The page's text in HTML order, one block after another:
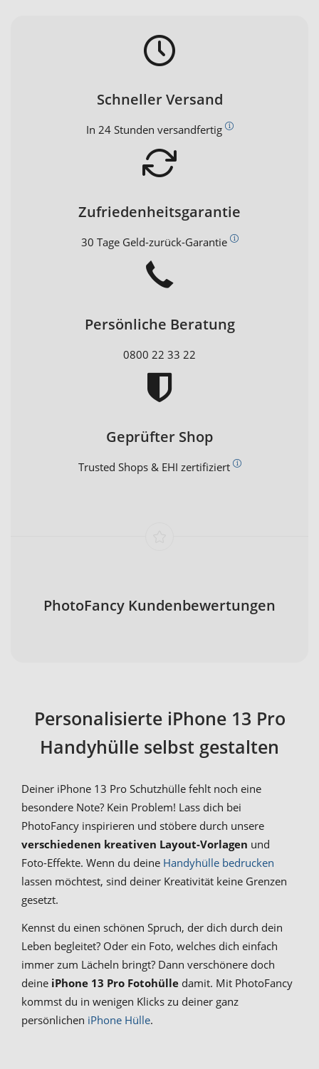
Schneller Versand
In 24 Stunden versandfertig
Zufriedenheitsgarantie
30 Tage Geld-zurück-Garantie
Persönliche Beratung
0800 22 33 22
Geprüfter Shop
Trusted Shops & EHI zertifiziert
PhotoFancy Kundenbewertungen
Personalisierte iPhone 13 Pro
Handyhülle selbst gestalten
Deiner iPhone 13 Pro Schutzhülle fehlt noch eine
besondere Note? Kein Problem! Lass dich bei
PhotoFancy inspirieren und stöbere durch unsere
verschiedenen kreativen Layout-Vorlagen und
Foto-Effekte. Wenn du deine Handyhülle bedrucken
lassen möchtest, sind deiner Kreativität keine Grenzen
gesetzt.
Kennst du einen schönen Spruch, der dich durch dein
Leben begleitet? Oder ein Foto, welches dich einfach
immer zum Lächeln bringt? Dann verschönere doch
deine iPhone 13 Pro Fotohülle damit. Mit PhotoFancy
kommst du in wenigen Klicks zu deiner ganz
persönlichen iPhone Hülle.